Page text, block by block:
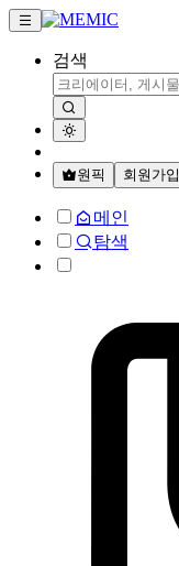
검색
원픽 회원가입
메인
탐색